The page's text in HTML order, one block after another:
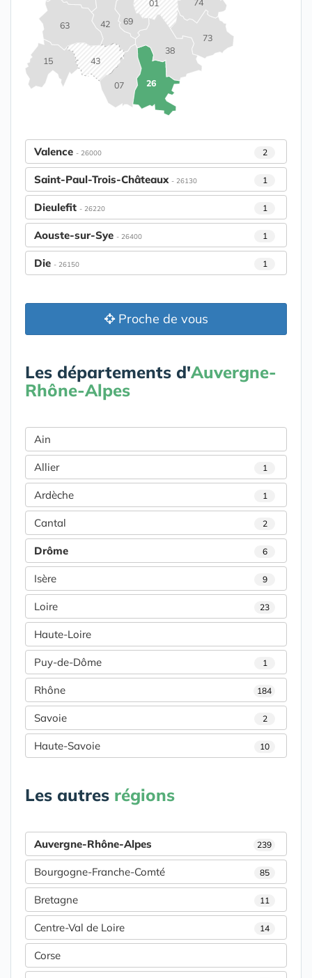
01
07
15
26
38
42
43
63
69
73
Valence - 26000 2
Saint-Paul-Trois-Châteaux - 26130 1
Dieulefit - 26220 1
Aouste-sur-Sye - 26400 1
Die - 26150 1
Proche de vous
Les départements d'Auvergne-
Rhône-Alpes
Ain
Allier 1
Ardèche 1
Cantal 2
Drôme 6
Isère 9
Loire 23
Haute-Loire
Puy-de-Dôme 1
Rhône 184
Savoie 2
Haute-Savoie 10
Les autres régions
Auvergne-Rhône-Alpes 239
Bourgogne-Franche-Comté 85
Bretagne 11
Centre-Val de Loire 14
Corse